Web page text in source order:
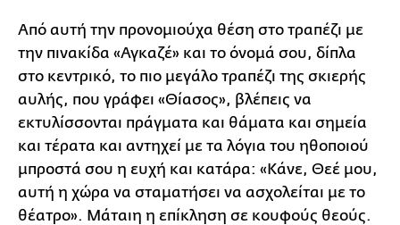
Από αυτή την προνομιούχα θέση στο τραπέζι με
την πινακίδα «Αγκαζέ» και το όνομά σου, δίπλα
στο κεντρικό, το πιο μεγάλο τραπέζι της σκιερής
αυλής, που γράφει «Θίασος», βλέπεις να
εκτυλίσσονται πράγματα και θάματα και σημεία
και τέρατα και αντηχεί με τα λόγια του ηθοποιού
μπροστά σου η ευχή και κατάρα: «Κάνε, Θεέ μου,
αυτή η χώρα να σταματήσει να ασχολείται με το
θέατρο». Μάταιη η επίκληση σε κουφούς θεούς.